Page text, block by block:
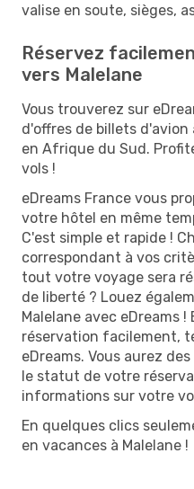
valise en soute, sièges,
Réservez
vers Malelane
Vous trouverez sur
d'offres de billets
en Afrique du Sud.
vols !
eDreams France vous
votre hôtel en même
C'est simple et rapide !
correspondant à vos
tout votre voyage sera
de liberté ? Louez
Malelane avec eDreams
réservation facilement,
eDreams. Vous aurez
le statut de votre
informations sur votre
En quelques clics
en vacances à Malelane !